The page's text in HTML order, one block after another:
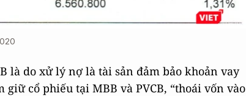
là do xử lý nợ là tài sản đảm bảo khoản vay
cổ phiếu tại MBB và PVCB, “thoái vốn vào